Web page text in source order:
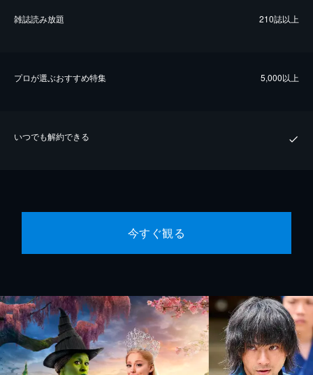
雑誌読み放題 210誌以上
プロが選ぶおすすめ特集 5,000以上
いつでも解約できる
今すぐ観る